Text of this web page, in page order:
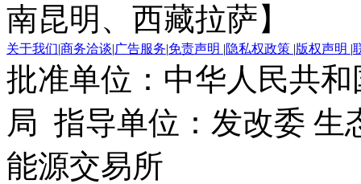
南昆明、西藏拉萨】
关于我们|商务洽谈|广告服务|免责声明 |隐私权政策 |版权声明 |
批准单位：中华人民共
局 指导单位：发改委 生
能源交易所